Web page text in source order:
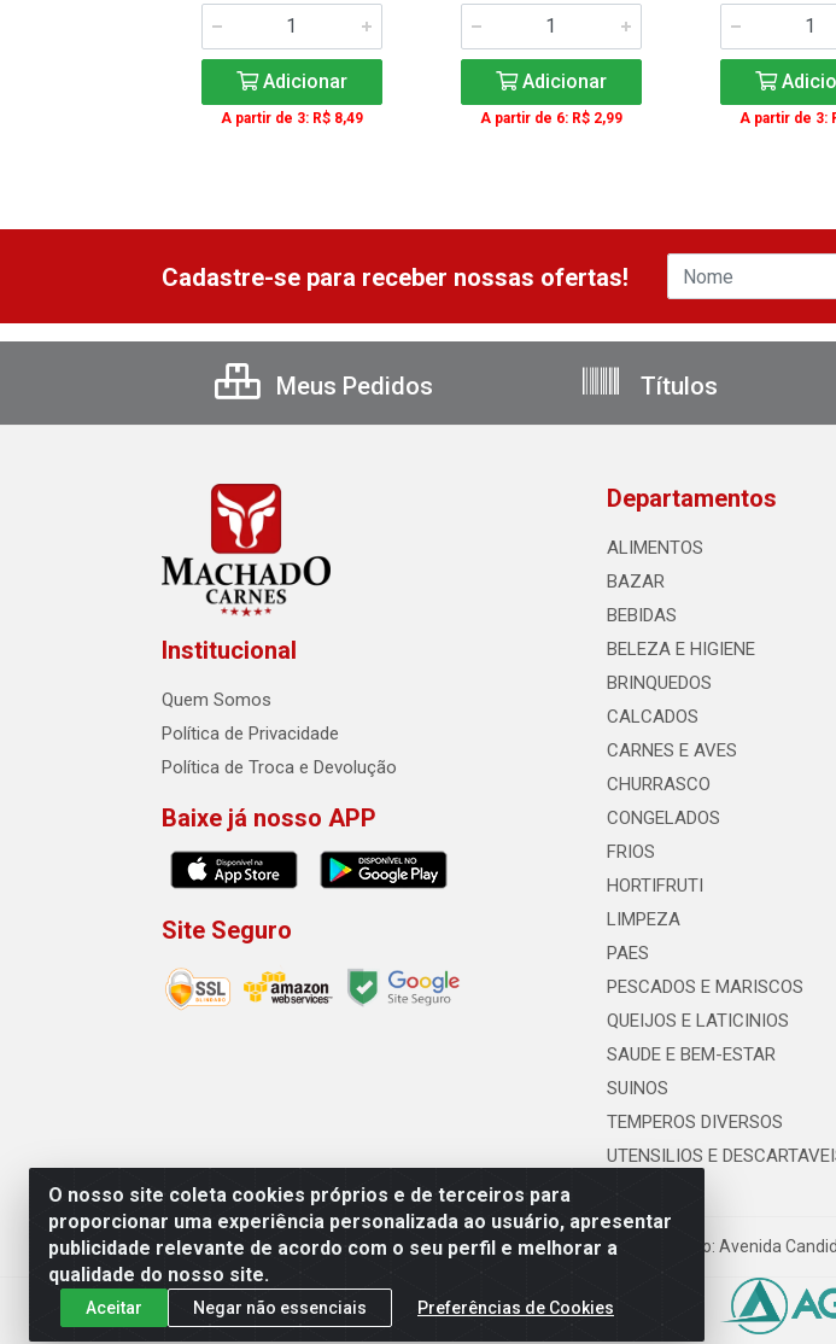
Adicionar
A partir de 3: R$ 8,49
Adicionar
A partir de 6: R$ 2,99 A partir de 3:
O nosso site coleta cookies próprios e de terceiros para
proporcionar uma experiência personalizada ao usuário, apresentar
publicidade relevante de acordo com o seu perfil e melhorar a
qualidade do nosso site.
Aceitar Negar não essenciais Preferências de Cookies
Cadastre-se para receber nossas ofertas!
Meus Pedidos Títulos
Institucional
Quem Somos
Política de Privacidade
Política de Troca e Devolução
Baixe já nosso APP
Site Seguro
Departamentos
ALIMENTOS
BAZAR
BEBIDAS
BELEZA E HIGIENE
BRINQUEDOS
CALCADOS
CARNES E AVES
CHURRASCO
CONGELADOS
FRIOS
HORTIFRUTI
LIMPEZA
PAES
PESCADOS E MARISCOS
QUEIJOS E LATICINIOS
SAUDE E BEM-ESTAR
SUINOS
TEMPEROS DIVERSOS
UTENSILIOS E
Machado Carnes Distribuidora de Alimentos LTDA - Logradouro: Avenida